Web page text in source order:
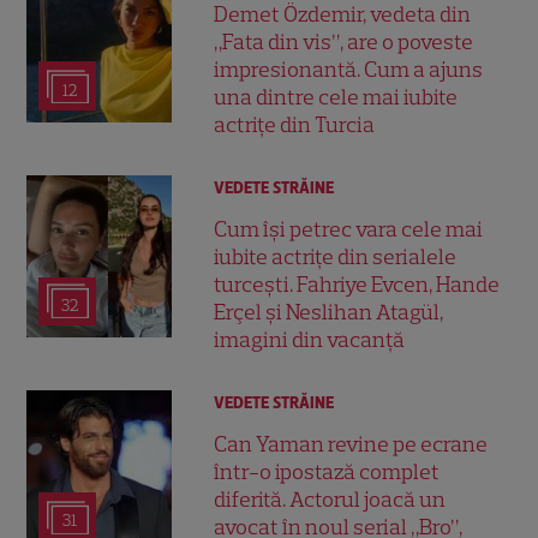
12
Demet Özdemir, vedeta din
„Fata din vis”, are o poveste
impresionantă. Cum a ajuns
una dintre cele mai iubite
actrițe din Turcia
32
VEDETE STRĂINE
Cum își petrec vara cele mai
iubite actrițe din serialele
turcești. Fahriye Evcen, Hande
Erçel și Neslihan Atagül,
imagini din vacanță
31
VEDETE STRĂINE
Can Yaman revine pe ecrane
într-o ipostază complet
diferită. Actorul joacă un
avocat în noul serial „Bro”,